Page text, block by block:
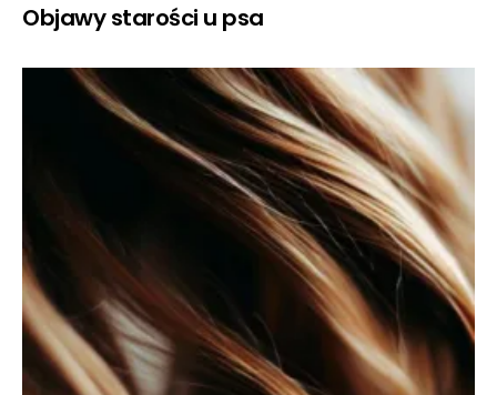
Objawy starości u psa